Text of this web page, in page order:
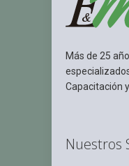
Más de 25
Capacitación
Nuestros